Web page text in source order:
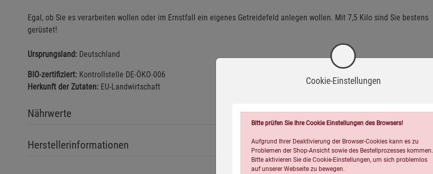
Egal, ob Sie es verarbeiten wollen oder im Ernstfall ein eigenes Getreidefeld anlegen wollen. Mit 7,5 Kilo sind Sie bestens
gerüstet!
Ursprungsland: Deutschland
BIO-zertifiziert: Kontrollstelle DE-ÖKO-006
Herkunft der Zutaten: EU-Landwirtschaft
Nährwerte
Herstellerinformationen
Cookie-Einstellungen
Bitte prüfen Sie Ihre Cookie Einstellungen des Browsers!
Aufgrund Ihrer Deaktivierung der Browser-Cookies kann es zu
Problemen der Shop-Ansicht sowie des Bestellprozesses kommen.
Bitte aktivieren Sie die Cookie-Einstellungen, um sich problemlos
auf unserer Webseite zu bewegen.